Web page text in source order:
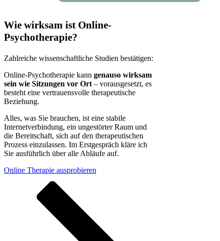
Wie wirksam ist Online-
Psychotherapie?
Zahlreiche wissenschaftliche Studien bestätigen:
Online-Psychotherapie kann genauso wirksam
sein wie Sitzungen vor Ort – vorausgesetzt, es
besteht eine vertrauensvolle therapeutische
Beziehung.
Alles, was Sie brauchen, ist eine stabile
Internetverbindung, ein ungestörter Raum und
die Bereitschaft, sich auf den therapeutischen
Prozess einzulassen. Im Erstgespräch kläre ich
Sie ausführlich über alle Abläufe auf.
Online Therapie ausprobieren